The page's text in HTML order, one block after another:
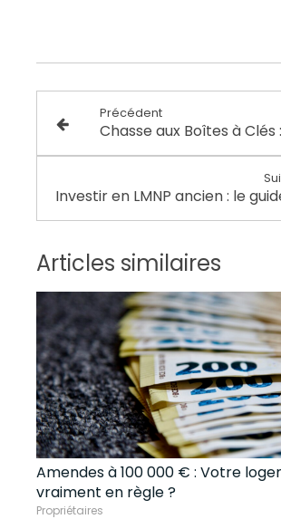
Précédent
Articles similaires
Amendes à 100 000 € : Votre
vraiment en règle ?
Propriétaires